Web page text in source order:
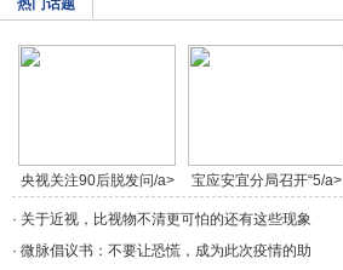
热门话题
央视关注90后脱发问/a> 宝应安宜分局召开“5/a>
· 关于近视，比视物不清更可怕的还有这些现象
· 微脉倡议书：不要让恐慌，成为此次疫情的助